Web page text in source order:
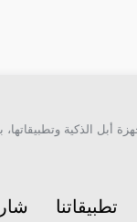
الذكية وتطبيقاتها،
تطبيقاتنا